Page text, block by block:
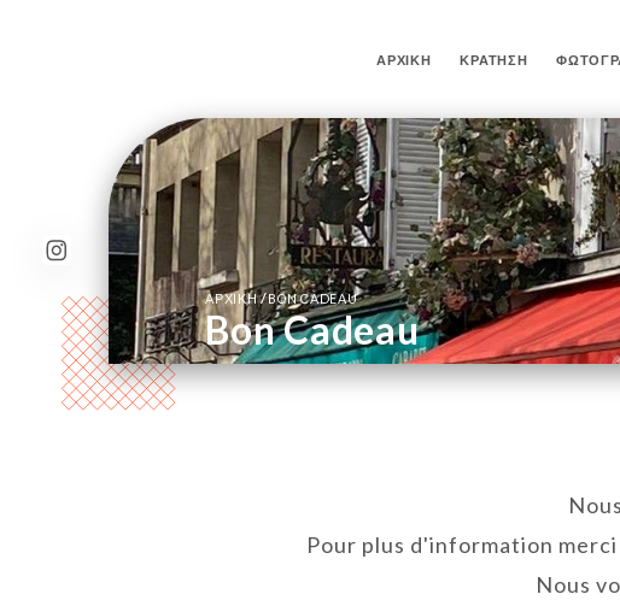
ΑΡΧΙΚΉ ΚΡΆΤΗΣΗ
ΑΡΧΙΚΉ/BON CADEAU
Bon Cadeau
Pour plus d'information
Nous